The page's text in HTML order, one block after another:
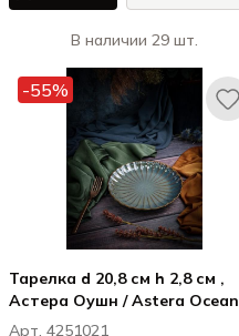
В наличии 29 шт.
-55%
Тарелка d 20,8 см h 2,8 см ,
Астера Оушн / Astera Ocean
Арт. 4251021